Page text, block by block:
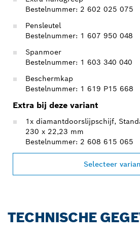
Bestelnummer: 2 602 025 075
Pensleutel
Bestelnummer: 1 607 950 048
Spanmoer
Bestelnummer: 1 603 340 040
Beschermkap
Bestelnummer: 1 619 P15 668
Extra bij deze variant
1x diamantdoorslijpschijf,
230 x 22,23 mm
Bestelnummer: 2 608 615 065
Selecteer
TECHNISCHE